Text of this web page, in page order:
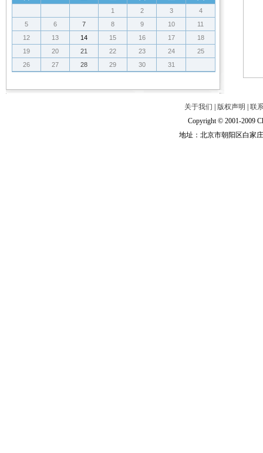
1 2 3
4
5
6 7 8 9 10
11
12
13 14 15 16 17
18
19
20 21 22 23 24
25
26
27 28 29 30 31
关于我们 版权声明
联
Copyright © 2001-2009
地址：北京市朝阳区白家